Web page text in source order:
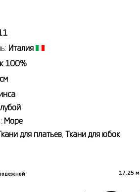
Италия
100%
Море
для платьев Ткани для юбок
17.25 м